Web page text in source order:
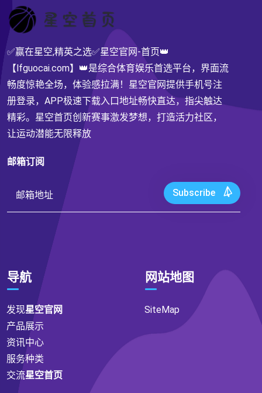
✅赢在星空,精英之选✅星空官网-首页👑
【lfguocai.com】👑是综合体育娱乐首选平台，界面流
畅度惊艳全场，体验感拉满！星空官网提供手机号注
册登录，APP极速下载入口地址畅快直达，指尖触达
精彩。星空首页创新赛事激发梦想，打造活力社区，
让运动潜能无限释放
邮箱订阅
Subscribe
导航
发现星空官网
产品展示
资讯中心
服务种类
交流星空首页
网站地图
SiteMap